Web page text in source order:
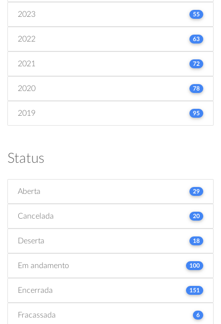
2023 55
2022 63
2021 72
2020 78
2019 95
Status
Aberta 29
Cancelada 20
Deserta 18
Em andamento 100
Encerrada 151
Fracassada 6